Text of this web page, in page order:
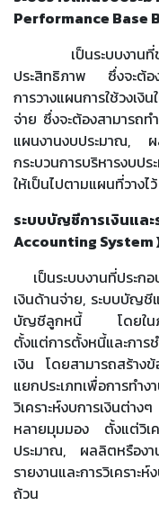
Performance Base
เป็นระบบงานที่ช่วย
ประสิทธิภาพ ซึ่งจะต้อง
การวางแผนการใช้วงเ
จ่าย ซึ่งจะต้องสามารถท
แผนงานงบประมาณ,
กระบวนการบริหารงบป
ให้เป็นไปตามแผนที่วางไว้
ระบบบัญชีการเงินแล
Accounting System
เป็นระบบงานที่ประกอ
เงินด้านจ่าย, ระบบบัญชี
บัญชีลูกหนี้ โดยในภาพ
ตั้งแต่การตั้งหนี้และการ
เงิน โดยสามารถสร้า
แยกประเภทเพื่อการทำ
วิเคราะห์งบการเงินต่า
หลายมุมมอง ตั้งแต่วิเ
ประมาณ, ผลลิตหรืองา
รายงานและการวิเคราะ
ถ้วน